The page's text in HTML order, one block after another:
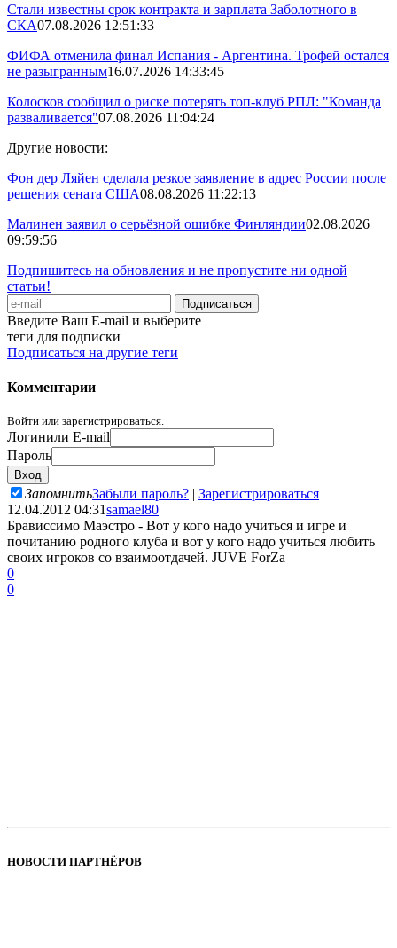
Стали известны срок контракта и зарплата Заболотного в
СКА07.08.2026 12:51:33
ФИФА отменила финал Испания - Аргентина. Трофей остался
не разыгранным16.07.2026 14:33:45
Колосков сообщил о риске потерять топ-клуб РПЛ: "Команда
разваливается"07.08.2026 11:04:24
Другие новости:
Фон дер Ляйен сделала резкое заявление в адрес России после
решения сената США08.08.2026 11:22:13
Малинен заявил о серьёзной ошибке Финляндии02.08.2026
09:59:56
Подпишитесь на обновления и не пропустите ни одной
статьи!
Введите Ваш E-mail и выберите
теги для подписки
Подписаться на другие теги
Комментарии
Войти или зарегистрироваться.
Логинили E-mail
Пароль
ЗапомнитьЗабыли пароль? | Зарегистрироваться
12.04.2012 04:31samael80
Брависсимо Маэстро - Вот у кого надо учиться и игре и
почитанию родного клуба и вот у кого надо учиться любить
своих игроков со взаимоотдачей. JUVE ForZa
0
0
НОВОСТИ ПАРТНЁРОВ